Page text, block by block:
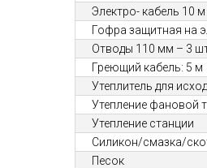
Электро- кабель 10 м
Гофра защитная на
Отводы 110 мм – 3
Греющий кабель: 5 м
Утеплитель для
Утепление фановой
Утепление станции
Силикон/смазка/
Песок